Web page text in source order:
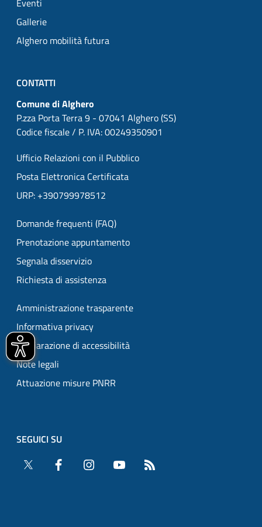
Eventi
Gallerie
Alghero mobilità futura
CONTATTI
Comune di Alghero
P.zza Porta Terra 9 - 07041 Alghero (SS)
Codice fiscale / P. IVA: 00249350901
Ufficio Relazioni con il Pubblico
Posta Elettronica Certificata
URP: +390799978512
Domande frequenti (FAQ)
Prenotazione appuntamento
Segnala disservizio
Richiesta di assistenza
Amministrazione trasparente
Informativa privacy
Dichiarazione di accessibilità
Note legali
Attuazione misure PNRR
SEGUICI SU
Twitter
Facebook Instagram YouTube